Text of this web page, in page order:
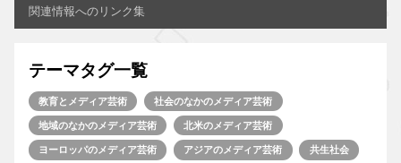
関連情報へのリンク集
テーマタグ一覧
教育とメディア芸術 社会のなかのメディア芸術
地域のなかのメディア芸術 北米のメディア芸術
ヨーロッパのメディア芸術 アジアのメディア芸術 共生社会